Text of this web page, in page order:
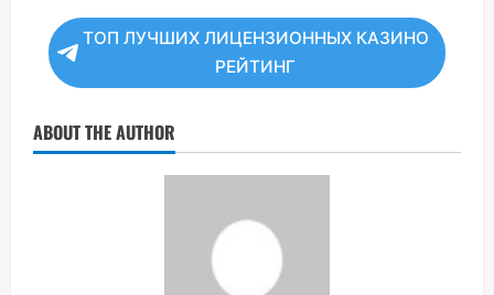
ТОП ЛУЧШИХ ЛИЦЕНЗИОННЫХ КАЗИНО
РЕЙТИНГ
ABOUT THE AUTHOR